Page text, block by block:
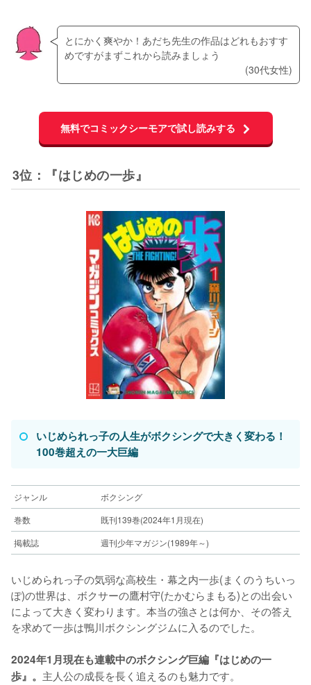
とにかく爽やか！あだち先生の作品はどれもおすす
めですがまずこれから読みましょう
(30代女性)
無料でコミックシーモアで試し読みする
3位：『はじめの一歩』
いじめられっ子の人生がボクシングで大きく変わる！
100巻超えの一大巨編
ジャンル
ボクシング
巻数
既刊139巻(2024年1月現在)
掲載誌
週刊少年マガジン(1989年～)
いじめられっ子の気弱な高校生・幕之内一歩(まくのうちいっ
ぽ)の世界は、ボクサーの鷹村守(たかむらまもる)との出会い
によって大きく変わります。本当の強さとは何か、その答え
を求めて一歩は鴨川ボクシングジムに入るのでした。
2024年1月現在も連載中のボクシング巨編『はじめの一
歩』。 主人公の成長を長く追えるのも魅力です。